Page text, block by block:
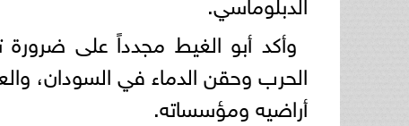
وأكد أبو الغيط مجدداً على ضرورة
الحرب وحقن الدماء في السودان،
أراضيه ومؤسساته.